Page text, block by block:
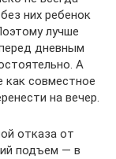
них ребенок
лучше
дневным
А
как совместное
на вечер.
отказа от
подъем — в